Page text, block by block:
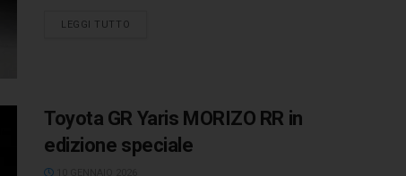
LEGGI TUTTO
Toyota GR Yaris MORIZO RR in
edizione speciale